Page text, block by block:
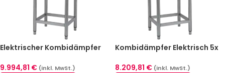
Elektrischer Kombidämpfer
9.994,81 € (inkl. MwSt.)
Kombidämpfer Elektrisch 5x
Gastro Uzal
8.209,81 € (inkl. MwSt.)